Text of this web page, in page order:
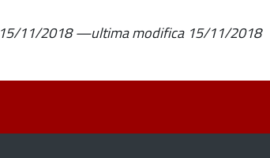
15/11/2018—ultima modifica 15/11/2018